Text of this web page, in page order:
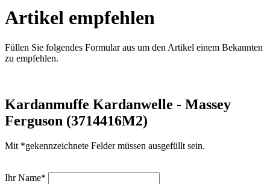
Artikel empfehlen
Füllen Sie folgendes Formular aus um den Artikel einem Bekannten
zu empfehlen.
Kardanmuffe Kardanwelle - Massey
Ferguson (3714416M2)
Mit *gekennzeichnete Felder müssen ausgefüllt sein.
Ihr Name*